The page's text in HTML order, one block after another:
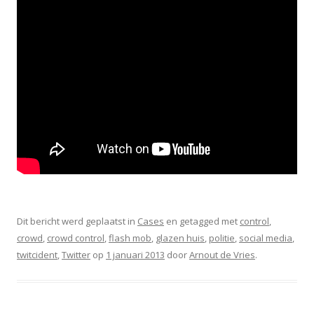
Dit bericht werd geplaatst in Cases en getagged met control,
crowd, crowd control,flash mob, glazen huis, politie, social media,
twitcident,Twitter op 1 januari 2013 doorArnout de Vries.